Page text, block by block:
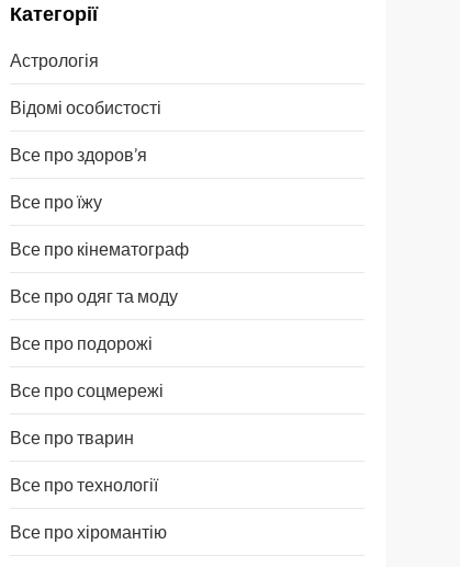
Категорії
Астрологія
Відомі особистості
Все про здоров’я
Все про їжу
Все про кінематограф
Все про одяг та моду
Все про подорожі
Все про соцмережі
Все про тварин
Все про технології
Все про хіромантію